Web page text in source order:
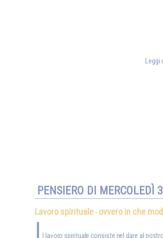
Leggi
PENSIERO DI MERCOLEDÌ
Lavoro spirituale - ovvero in che
I l lavoro spirituale consiste nel dare al